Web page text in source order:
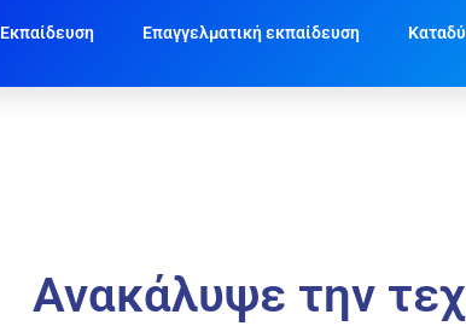
Εκπαίδευση Επαγγελματική εκπαίδευση
Ανακάλυψε την